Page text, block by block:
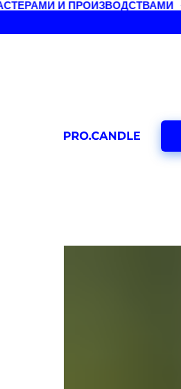
И ПРОИЗВОДСТВАМИ